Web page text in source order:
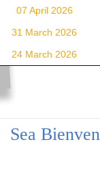
07 April 2026
31 March 2026
24 March 2026
Sea